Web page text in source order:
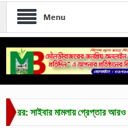
Menu
সাইবার মামলায় গ্রেপ্তার আরও ১